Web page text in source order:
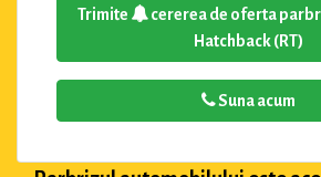
Trimite
cererea de oferta
Hatchback (RT)
Suna acum